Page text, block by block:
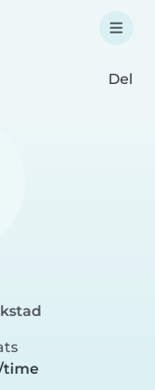
Del
time